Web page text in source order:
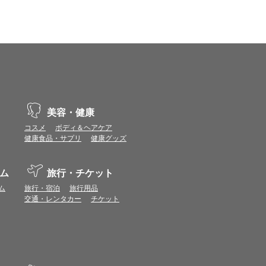
。
ましては表示ポイント数と付与ポイント数
トは付きません。
ならない場合があります。
。
から再度ショップへアクセスしてください。
。
る場合があります。各ショップからご注文後
美容・健康
コスメ
ボディ＆ヘアケア
健康食品・サプリ
健康グッズ
旅行・チケット
旅行・宿泊
旅行用品
交通・レンタカー
チケット